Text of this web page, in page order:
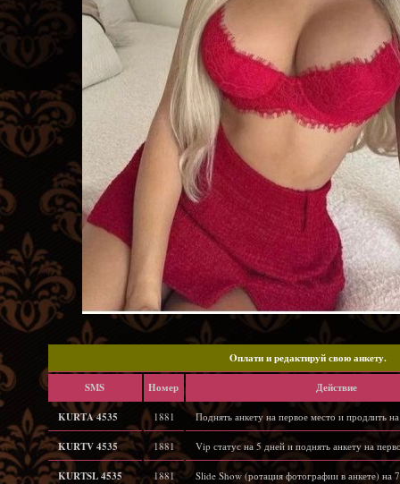
Oплати и редактируй свою анкету.
SMS Hомер Действие
KURTA 4535 1881 Поднять анкету на первое место и продлить
KURTV 4535 1881 Vip статус на 5 дней и поднять анкету на
KURTSL 4535 1881 Slide Show (ротация фотографии в анкете) на